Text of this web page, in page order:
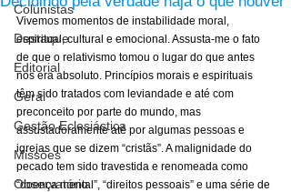
Colunistas
Destaque
Editorial
Geral
Gestão Eclesiástica
Missões
Observatório
Vivemos momentos de instabilidade moral,
espiritual, cultural e emocional. Assusta-me o fato
de que o relativismo tomou o lugar do que antes
nos era absoluto. Princípios morais e espirituais
têm sido tratados com leviandade e até com
preconceito por parte do mundo, mas
assustadoramente até por algumas pessoas e
igrejas que se dizem “cristãs”. A malignidade do
pecado tem sido travestida e renomeada como
“doença mental”, “direitos pessoais” e uma série de